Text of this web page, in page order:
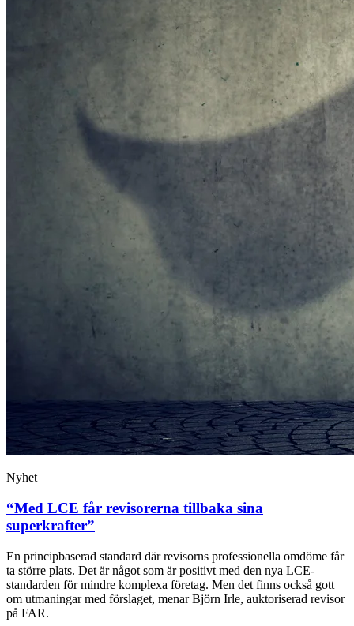
Nyhet
“Med LCE får revisorerna tillbaka sina
superkrafter”
En principbaserad standard där revisorns professionella omdöme får
ta större plats. Det är något som är positivt med den nya LCE-
standarden för mindre komplexa företag. Men det finns också gott
om utmaningar med förslaget, menar Björn Irle, auktoriserad revisor
på FAR.